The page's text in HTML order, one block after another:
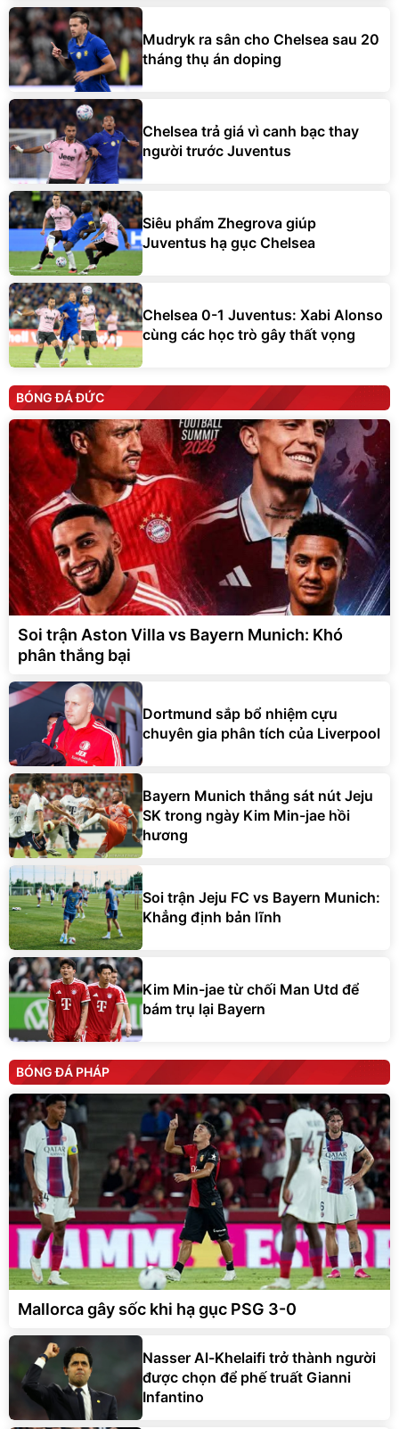
Mudryk ra sân cho Chelsea sau 20
tháng thụ án doping
Chelsea trả giá vì canh bạc thay
người trước Juventus
Siêu phẩm Zhegrova giúp
Juventus hạ gục Chelsea
Chelsea 0-1 Juventus: Xabi Alonso
cùng các học trò gây thất vọng
BÓNG ĐÁ ĐỨC
Soi trận Aston Villa vs Bayern Munich: Khó
phân thắng bại
Dortmund sắp bổ nhiệm cựu
chuyên gia phân tích của Liverpool
Bayern Munich thắng sát nút Jeju
SK trong ngày Kim Min-jae hồi
hương
Soi trận Jeju FC vs Bayern Munich:
Khẳng định bản lĩnh
Kim Min-jae từ chối Man Utd để
bám trụ lại Bayern
BÓNG ĐÁ PHÁP
Mallorca gây sốc khi hạ gục PSG 3-0
Nasser Al-Khelaifi trở thành người
được chọn để phế truất Gianni
Infantino